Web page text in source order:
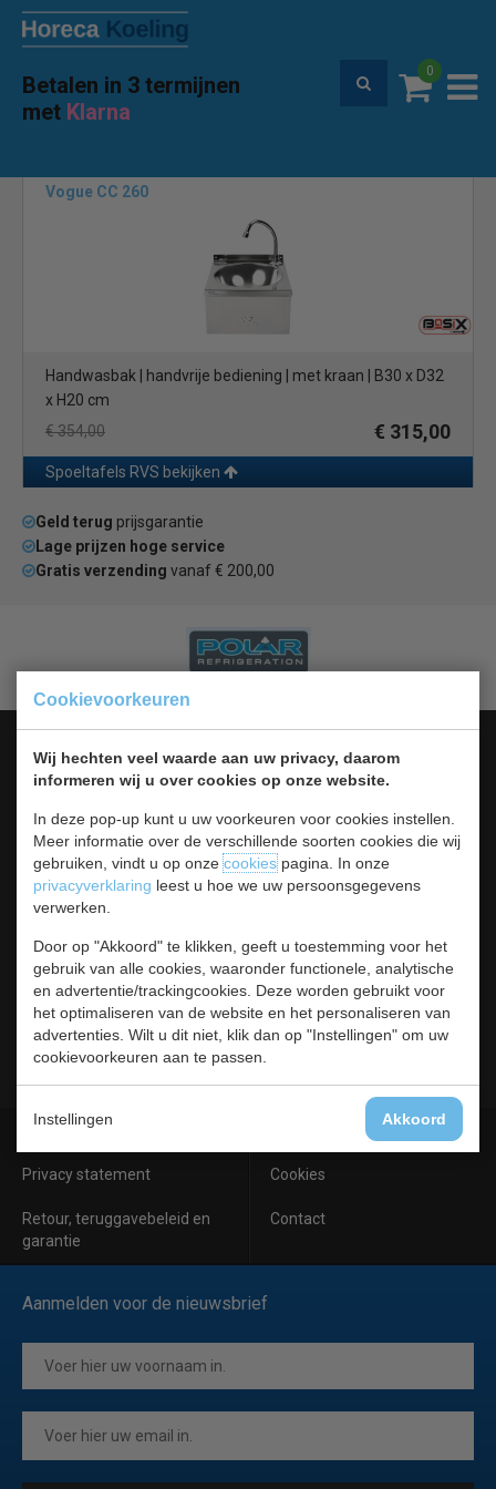
Cookievoorkeuren
Wij hechten veel waarde aan uw privacy, daarom
informeren wij u over cookies op onze website.
In deze pop-up kunt u uw voorkeuren voor cookies instellen.
Meer informatie over de verschillende soorten cookies die wij
gebruiken, vindt u op onzecookiespagina. In onze
privacyverklaring leest u hoe we uw persoonsgegevens
verwerken.
Door op "Akkoord" te klikken, geeft u toestemming voor het
gebruik van alle cookies, waaronder functionele, analytische
en advertentie/trackingcookies. Deze worden gebruikt voor
het optimaliseren van de website en het personaliseren van
advertenties. Wilt u dit niet, klik dan op "Instellingen" om uw
cookievoorkeuren aan te passen.
Instellingen Akkoord
Betalen in 3 termijnen
met Klarna
0
Premium service en garantie
Home Merken
Vogue CC 260
Handwasbak | handvrije bediening | met kraan | B30 x D32
x H20 cm
€ 354,00
€ 315,00
Spoeltafels RVS bekijken
Geld terug prijsgarantie
Lage prijzen hoge service
Gratis verzending vanaf € 200,00
Categorieën
Koelen &
Koken & Bakken
Koksbenodigdheden
Warmhouden
Bar & Koffie
Kleding
Hygiene
Meubilair
RVS
Algemene voorwaarden Leveringsvoorwaarden
Privacy statement Cookies
Retour, teruggavebeleid en
garantie
Contact
Aanmelden voor de nieuwsbrief